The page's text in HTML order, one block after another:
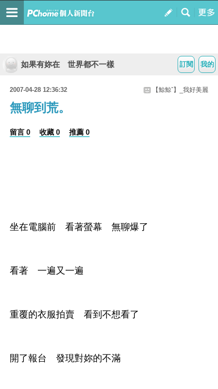
我的
訂閱
如果有妳在 世界都不一樣
2007-04-28 12:36:32 【鯨鯨ˇ】_我好美麗
無聊到荒。
留言 0 收藏 0 推薦 0
坐在電腦前 看著螢幕 無聊爆了
看著 一遍又一遍
重覆的衣服拍賣 看到不想看了
開了報台 發現對妳的不滿